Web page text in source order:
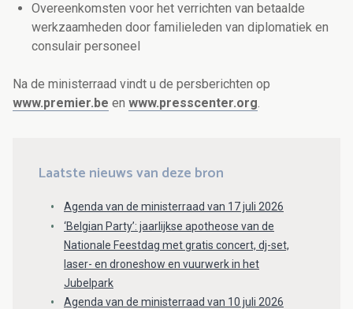
Overeenkomsten voor het verrichten van betaalde
werkzaamheden door familieleden van diplomatiek en
consulair personeel
Na de ministerraad vindt u de persberichten op
www.premier.be en www.presscenter.org.
Laatste nieuws van deze bron
Agenda van de ministerraad van 17 juli 2026
‘Belgian Party’: jaarlijkse apotheose van de
Nationale Feestdag met gratis concert, dj-set,
laser- en droneshow en vuurwerk in het
Jubelpark
Agenda van de ministerraad van 10 juli 2026